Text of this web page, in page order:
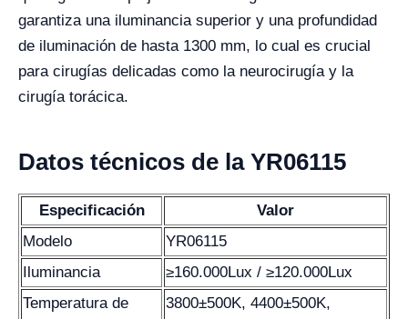
garantiza una iluminancia superior y una profundidad
de iluminación de hasta 1300 mm, lo cual es crucial
para cirugías delicadas como la neurocirugía y la
cirugía torácica.
Datos técnicos de la YR06115
Especificación
Valor
Modelo
YR06115
Iluminancia
≥160.000Lux / ≥120.000Lux
Temperatura de
3800±500K, 4400±500K,